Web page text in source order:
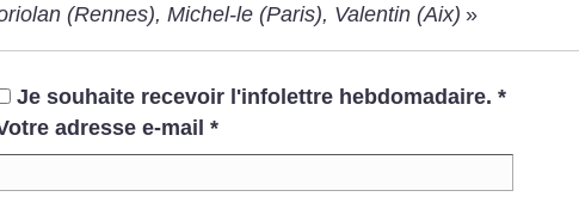
(Rennes), Michel-le (Paris), Valentin (Aix) »
Je souhaite recevoir l'infolettre hebdomadaire. *
adresse e-mail *